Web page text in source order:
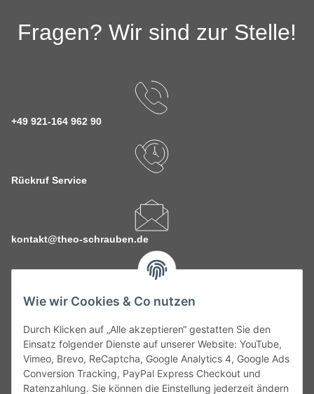
Wie wir Cookies & Co nutzen
Durch Klicken auf „Alle akzeptieren“ gestatten Sie den
Einsatz folgender Dienste auf unserer Website: YouTube,
Vimeo, Brevo, ReCaptcha, Google Analytics 4, Google Ads
Conversion Tracking, PayPal Express Checkout und
Ratenzahlung. Sie können die Einstellung jederzeit ändern
Fragen? Wir sind zur Stelle!
+49 921-164 962 90
Rückruf Service
kontakt@theo-schrauben.de
Service
Gesetzliche Informationen